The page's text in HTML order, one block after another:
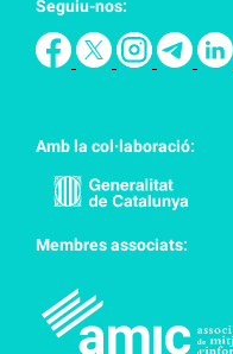
Seguiu-nos:
Amb la col·laboració:
Membres associats: